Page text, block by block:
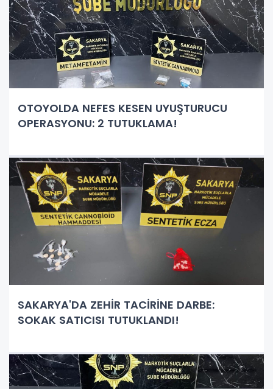
OTOYOLDA NEFES KESEN UYUŞTURUCU
OPERASYONU: 2 TUTUKLAMA!
SAKARYA'DA ZEHİR TACİRİNE DARBE:
SOKAK SATICISI TUTUKLANDI!